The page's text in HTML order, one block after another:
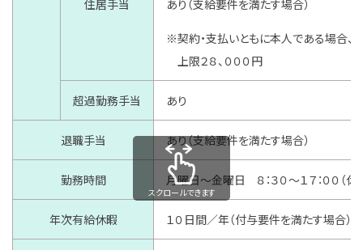
住居手当 あり（支給要件を満たす場合）
※契約・支払いともに本人である場合、
上限２８、０００円
超過勤務手当 あり
退職手当 あり（支給要件を満たす場合）
勤務時間 月曜日～金曜日 ８：３０～１７：００（休
年次有給休暇 １０日間／年（付与要件を満たす場合）
スクロールできます